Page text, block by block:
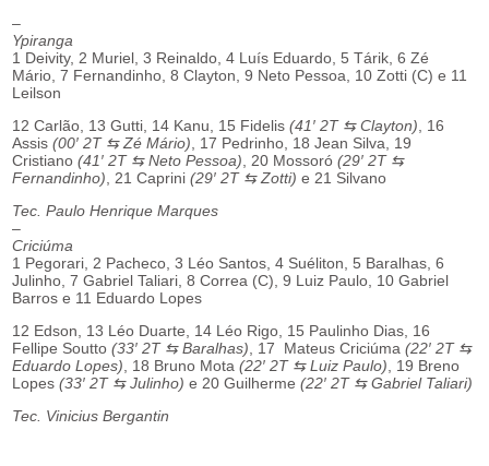
–
Ypiranga
1 Deivity, 2 Muriel, 3 Reinaldo, 4 Luís Eduardo, 5 Tárik, 6 Zé
Mário, 7 Fernandinho, 8 Clayton, 9 Neto Pessoa, 10 Zotti (C) e 11
Leilson
12 Carlão, 13 Gutti, 14 Kanu, 15 Fidelis(41′ 2T ⇆ Clayton) , 16
Assis(00′ 2T ⇆ Zé Mário) , 17 Pedrinho, 18 Jean Silva, 19
Cristiano(41′ 2T ⇆ Neto Pessoa) , 20 Mossoró(29′ 2T ⇆
Fernandinho) , 21 Caprini(29′ 2T ⇆ Zotti) e 21 Silvano
Tec. Paulo Henrique Marques
–
Criciúma
1 Pegorari, 2 Pacheco, 3 Léo Santos, 4 Suéliton, 5 Baralhas, 6
Julinho, 7 Gabriel Taliari, 8 Correa (C), 9 Luiz Paulo, 10 Gabriel
Barros e 11 Eduardo Lopes
12 Edson, 13 Léo Duarte, 14 Léo Rigo, 15 Paulinho Dias, 16
Fellipe Soutto(33′ 2T ⇆ Baralhas) , 17 Mateus Criciúma(22′ 2T ⇆
Eduardo Lopes) , 18 Bruno Mota(22′ 2T ⇆ Luiz Paulo) , 19 Breno
Lopes(33′ 2T ⇆ Julinho) e 20 Guilherme(22′ 2T ⇆ Gabriel Taliari)
Tec. Vinicius Bergantin